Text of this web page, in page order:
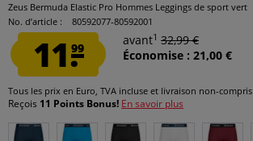
Zeus Bermuda Elastic Pro Hommes Leggings de sport vert
No. d’article :
80592077-80592001
11.99
avant1 32,99 €
Économise : 21,00 €
Tous les prix en Euro, TVA incluse et livraison non-compris
Reçois 11 Points Bonus! En savoir plus